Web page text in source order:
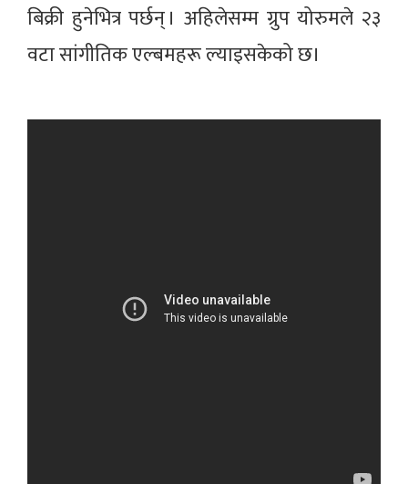
बिक्री हुनेभित्र पर्छन् । अहिलेसम्म ग्रुप योरुमले २३
वटा सांगीतिक एल्बमहरू ल्याइसकेको छ।